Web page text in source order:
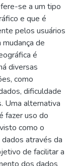
se a um tipo
e que é
pelos usuários
de
é
diversas
como
dificuldade
Uma alternativa
fazer uso do
como o
através da
de facilitar a